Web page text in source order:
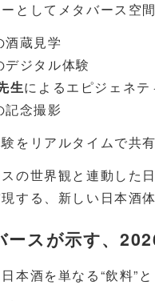
としてメタバース空間
酒蔵見学
ジタル体験
生によるエピジェネ
記念撮影
をリアルタイムで共有
の世界観と連動した
する、新しい日本酒
ースが示す、
本酒を単なる“飲料”と